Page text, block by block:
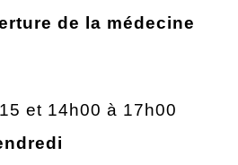
de la médecine
et 14h00 à 17h00